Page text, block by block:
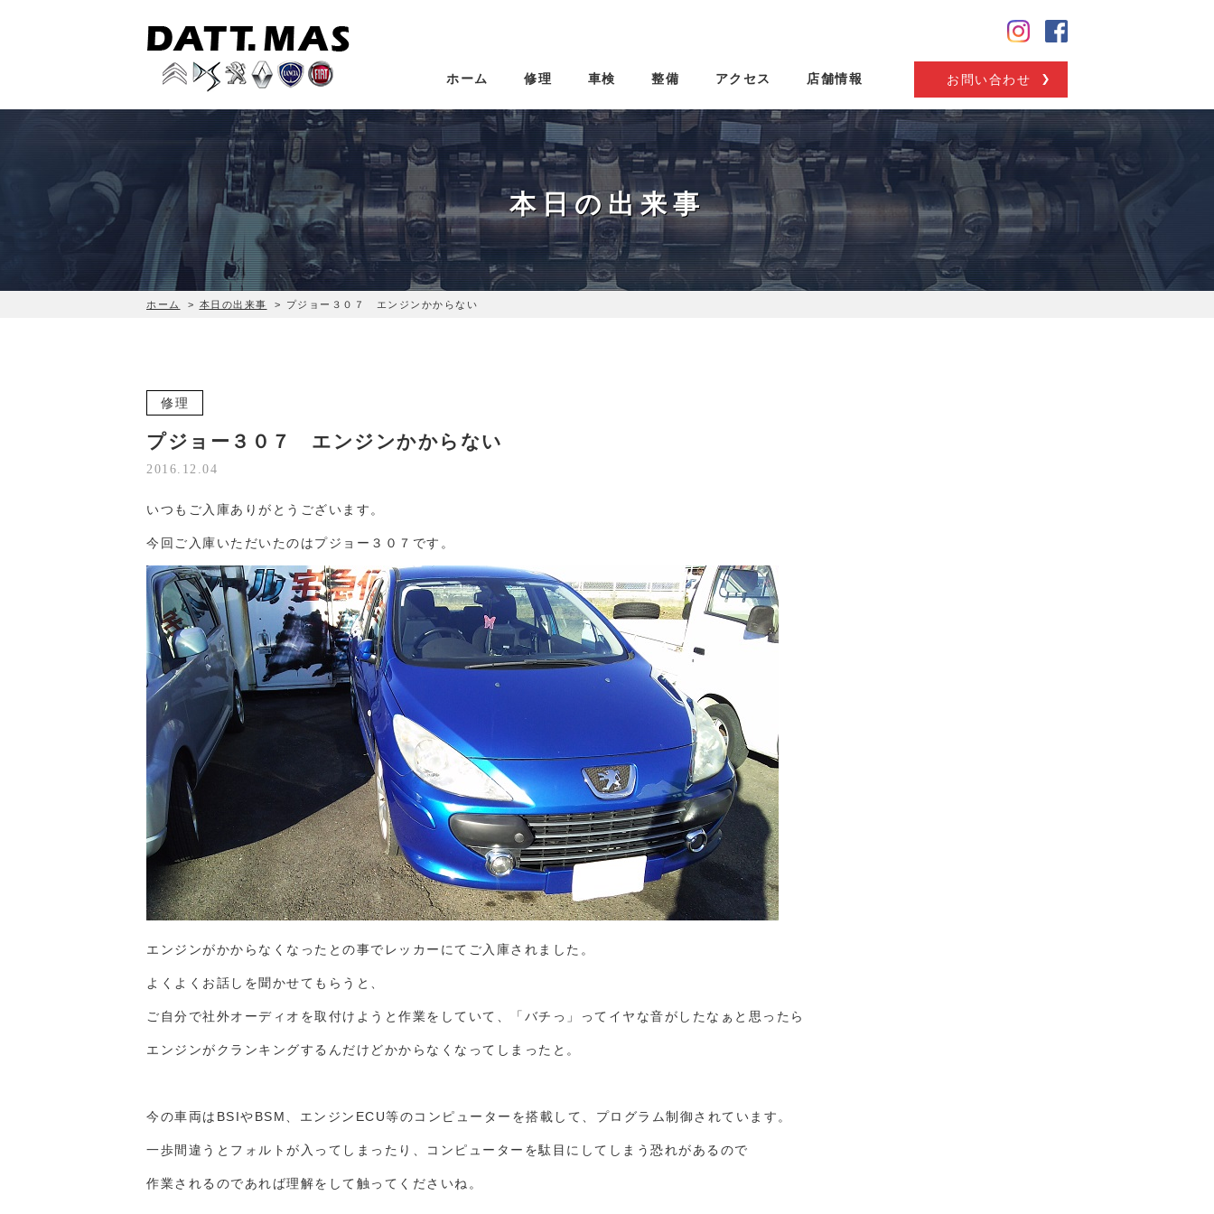
ホーム 修理 車検 整備 アクセス 店舗情報 お問い合わせ
本日の出来事
ホーム > 本日の出来事 > プジョー３０７ エンジンかからない
修理
プジョー３０７ エンジンかからない
2016.12.04
いつもご入庫ありがとうございます。
今回ご入庫いただいたのはプジョー３０７です。
エンジンがかからなくなったとの事でレッカーにてご入庫されました。
よくよくお話しを聞かせてもらうと、
ご自分で社外オーディオを取付けようと作業をしていて、「バチっ」ってイヤな音がしたなぁと思ったら
エンジンがクランキングするんだけどかからなくなってしまったと。
今の車両はBSIやBSM、エンジンECU等のコンピューターを搭載して、プログラム制御されています。
一歩間違うとフォルトが入ってしまったり、コンピューターを駄目にしてしまう恐れがあるので
作業されるのであれば理解をして触ってくださいね。